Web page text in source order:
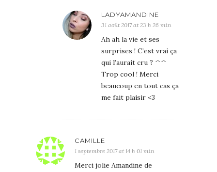
LADYAMANDINE
31 août 2017 at 23 h 26 min
Ah ah la vie et ses
surprises ! C’est vrai ça
qui l’aurait cru ? ^^
Trop cool ! Merci
beaucoup en tout cas ça
me fait plaisir <3
CAMILLE
1 septembre 2017 at 14 h 01 min
Merci jolie Amandine de